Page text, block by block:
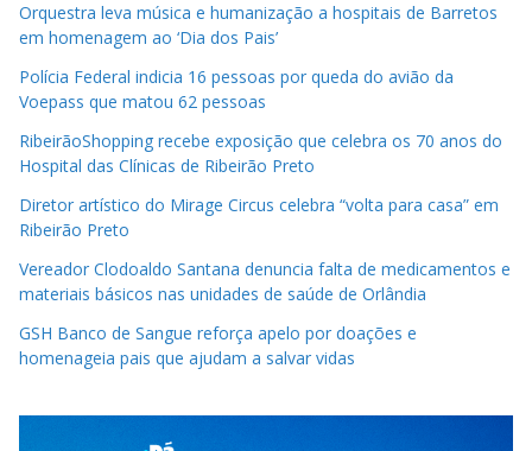
Orquestra leva música e humanização a hospitais de Barretos
em homenagem ao ‘Dia dos Pais’
Polícia Federal indicia 16 pessoas por queda do avião da
Voepass que matou 62 pessoas
RibeirãoShopping recebe exposição que celebra os 70 anos do
Hospital das Clínicas de Ribeirão Preto
Diretor artístico do Mirage Circus celebra “volta para casa” em
Ribeirão Preto
Vereador Clodoaldo Santana denuncia falta de medicamentos e
materiais básicos nas unidades de saúde de Orlândia
GSH Banco de Sangue reforça apelo por doações e
homenageia pais que ajudam a salvar vidas